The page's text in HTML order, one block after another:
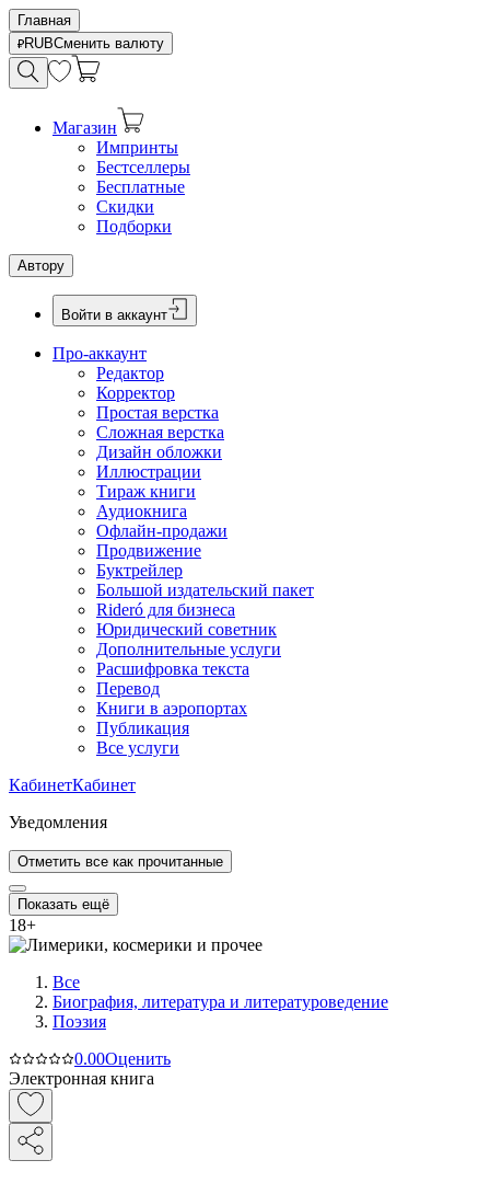
Главная
RUBСменить валюту
Магазин
Импринты
Бестселлеры
Бесплатные
Скидки
Подборки
Автору
Войти в аккаунт
Про-аккаунт
Редактор
Корректор
Простая верстка
Сложная верстка
Дизайн обложки
Иллюстрации
Тираж книги
Аудиокнига
Офлайн-продажи
Продвижение
Буктрейлер
Большой издательский пакет
Rideró для бизнеса
Юридический советник
Дополнительные услуги
Расшифровка текста
Перевод
Книги в аэропортах
Публикация
Все услуги
КабинетКабинет
Уведомления
Отметить все как прочитанные
Показать ещё
18+
Все
Биография, литература и литературоведение
Поэзия
0.00Оценить
Электронная книга